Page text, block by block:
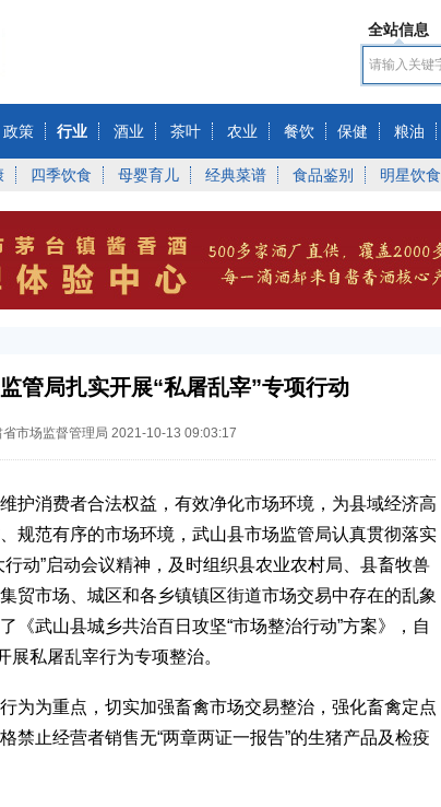
全站信息
政策 行业 酒业 茶叶 农业 餐饮 保健 粮油
四季饮食 母婴育儿 经典菜谱 食品鉴别 明星饮食
管局扎实开展“私屠乱宰”专项行动
市场监督管理局 2021-10-13 09:03:17
消费者合法权益，有效净化市场环境，为县域经济高
规范有序的市场环境，武山县市场监管局认真贯彻落实
动”启动会议精神，及时组织县农业农村局、县畜牧兽
贸市场、城区和各乡镇镇区街道市场交易中存在的乱象
《武山县城乡共治百日攻坚“市场整治行动”方案》，自
私屠乱宰行为专项整治。
为重点，切实加强畜禽市场交易整治，强化畜禽定点
禁止经营者销售无“两章两证一报告”的生猪产品及检疫